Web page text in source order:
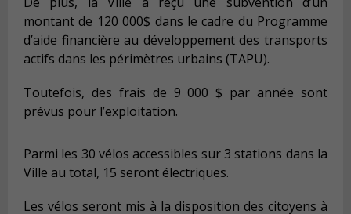
montant de 120 000$ dans le cadre du Programme
d’aide financière au développement des transports
actifs dans les périmètres urbains (TAPU).
Toutefois, des frais de 9 000 $ par année sont
prévus pour l’exploitation.
Parmi les 30 vélos accessibles sur 3 stations dans la
Ville au total, 15 seront électriques.
Les vélos seront mis à la disposition des citoyens à